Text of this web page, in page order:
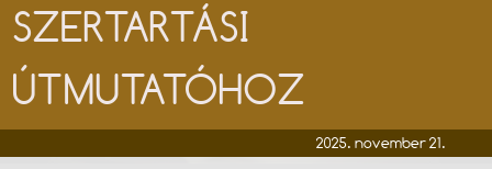
SZERTARTÁSI
ÚTMUTATÓHOZ
2025. november 21.